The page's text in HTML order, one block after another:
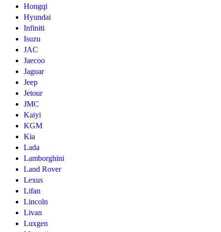
Hongqi
Hyundai
Infiniti
Isuzu
JAC
Jaecoo
Jaguar
Jeep
Jetour
JMC
Kaiyi
KGM
Kia
Lada
Lamborghini
Land Rover
Lexus
Lifan
Lincoln
Livan
Luxgen